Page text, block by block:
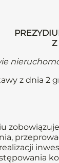
Z
z dnia 2